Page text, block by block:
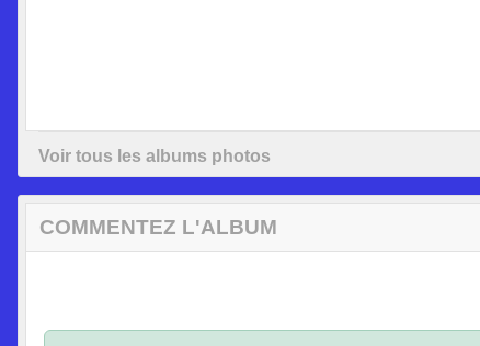
Voir tous les albums photos
COMMENTEZ L'ALBUM